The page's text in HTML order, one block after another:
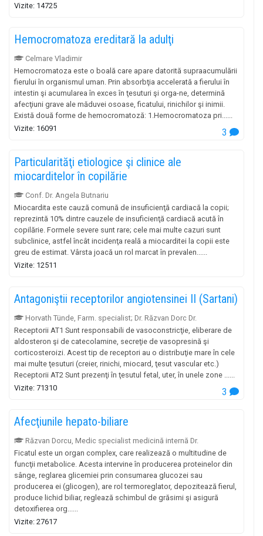
Vizite: 14725
Hemocromatoza ereditară la adulţi
Celmare Vladimir
Hemocromatoza este o boală care apare datorită supraacumulării
fierului în organismul uman. Prin absorbţia accelerată a fierului în
intestin şi acumularea în exces în ţesuturi şi orga-ne, determină
afecţiuni grave ale măduvei osoase, ficatului, rinichilor şi inimii.
Există două forme de hemocromatoză: 1.Hemocromatoza pri......
3
Vizite: 16091
Particularităţi etiologice şi clinice ale
miocarditelor în copilărie
Conf. Dr. Angela Butnariu
Miocardita este cauză comună de insuficienţă cardiacă la copii;
reprezintă 10% dintre cauzele de insuficienţă cardiacă acută în
copilărie. Formele severe sunt rare; cele mai multe cazuri sunt
subclinice, astfel încât incidenţa reală a miocarditei la copii este
greu de estimat. Vârsta joacă un rol marcat în prevalen......
Vizite: 12511
Antagoniştii receptorilor angiotensinei II (Sartani)
Horvath Tünde, Farm. specialist; Dr. Răzvan Dorc Dr.
Receptorii AT1 Sunt responsabili de vasoconstricţie, eliberare de
aldosteron şi de catecolamine, secreţie de vasopresină şi
corticosteroizi. Acest tip de receptori au o distribuţie mare în cele
mai multe ţesuturi (creier, rinichi, miocard, ţesut vascular etc.)
Receptorii AT2 Sunt prezenţi în ţesutul fetal, uter, în unele zone ......
3
Vizite: 71310
Afecţiunile hepato-biliare
Răzvan Dorcu, Medic specialist medicină internă Dr.
Ficatul este un organ complex, care realizează o multitudine de
funcţii metabolice. Acesta intervine în producerea proteinelor din
sânge, reglarea glicemiei prin consumarea glucozei sau
producerea ei (glicogen), are rol termoreglator, depozitează fierul,
produce lichid biliar, reglează schimbul de grăsimi şi asigură
detoxifierea org......
Vizite: 27617